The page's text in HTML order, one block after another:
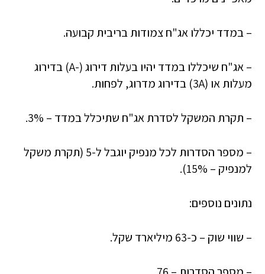
– במדד יכללו אג"ח צמודות בריבית קבועה.
– אג"ח שיכללו במדד יהיו בעלות דירוג (-A) בדירוג
מעלות או (3A) בדירוג מדרוג, לפחות.
– תקרת המשקל לסדרת אג"ח שתיכלל במדד – 3%.
– מספר הסדרות לכל מנפיק יוגבל ל-5 (תקרת משקל
למנפיק – 15%).
נתונים נוספים:
– שווי שוק – כ-63 מיליארד שקל.